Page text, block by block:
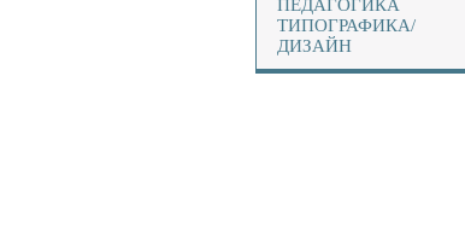
ПЕДАГОГИКА
ТИПОГРАФИКА/
ДИЗАЙН